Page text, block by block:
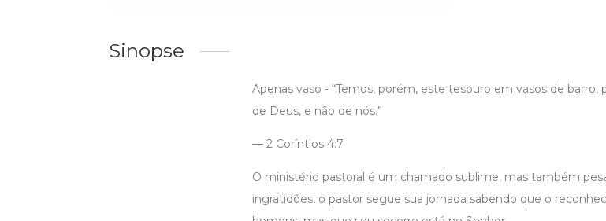
Sinopse
Apenas vaso - “Temos, porém, este tesouro em vasos de barro,
de Deus, e não de nós.”
— 2 Coríntios 4:7
O ministério pastoral é um chamado sublime, mas também
ingratidões, o pastor segue sua jornada sabendo que o